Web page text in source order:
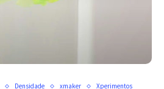
Densidade xmaker Xperimentos